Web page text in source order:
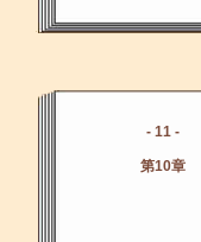
- 11 -
第10章